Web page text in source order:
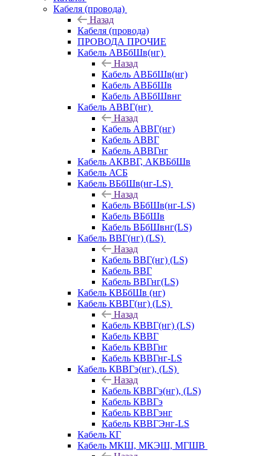
Кабеля (провода)
Назад
Кабеля (провода)
ПРОВОДА ПРОЧИЕ
Кабель АВБбШв(нг)
Назад
Кабель АВБбШв(нг)
Кабель АВБбШв
Кабель АВБбШвнг
Кабель АВВГ(нг)
Назад
Кабель АВВГ(нг)
Кабель АВВГ
Кабель АВВГнг
Кабель АКВВГ, АКВБбШв
Кабель АСБ
Кабель ВБбШв(нг-LS)
Назад
Кабель ВБбШв(нг-LS)
Кабель ВБбШв
Кабель ВБбШвнг(LS)
Кабель ВВГ(нг) (LS)
Назад
Кабель ВВГ(нг) (LS)
Кабель ВВГ
Кабель ВВГнг(LS)
Кабель КВБбШв (нг)
Кабель КВВГ(нг) (LS)
Назад
Кабель КВВГ(нг) (LS)
Кабель КВВГ
Кабель КВВГнг
Кабель КВВГнг-LS
Кабель КВВГэ(нг), (LS)
Назад
Кабель КВВГэ(нг), (LS)
Кабель КВВГэ
Кабель КВВГэнг
Кабель КВВГЭнг-LS
Кабель КГ
Кабель МКШ, МКЭШ, МГШВ